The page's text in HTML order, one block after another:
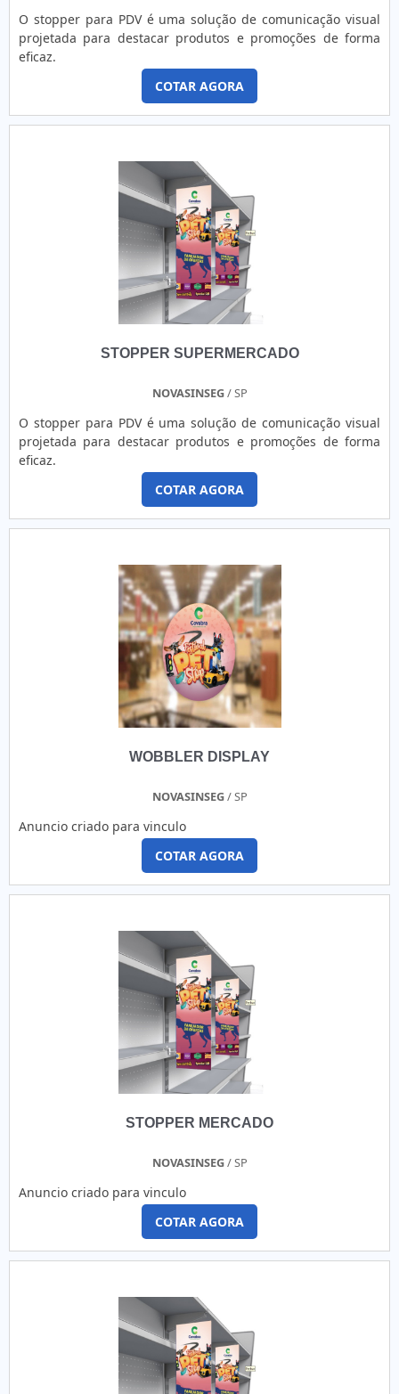
O stopper para PDV é uma solução de comunicação visual
projetada para destacar produtos e promoções de forma
eficaz.
COTAR AGORA
STOPPER SUPERMERCADO
NOVASINSEG/ SP
O stopper para PDV é uma solução de comunicação visual
projetada para destacar produtos e promoções de forma
eficaz.
COTAR AGORA
WOBBLER DISPLAY
NOVASINSEG/ SP
Anuncio criado para vinculo
COTAR AGORA
STOPPER MERCADO
NOVASINSEG/ SP
Anuncio criado para vinculo
COTAR AGORA